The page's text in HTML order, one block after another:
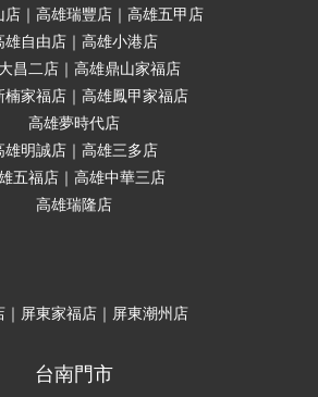
店｜高雄瑞豐店｜高雄五甲店
雄自由店｜高雄小港店
昌二店｜高雄鼎山家福店
楠家福店｜高雄鳳甲家福店
高雄夢時代店
雄明誠店｜高雄三多店
五福店｜高雄中華三店
高雄瑞隆店
｜屏東家福店｜屏東潮州店
台南門市